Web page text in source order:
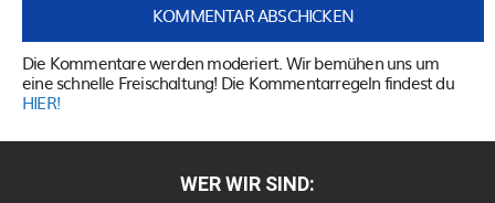
Die Kommentare werden moderiert. Wir bemühen uns um
eine schnelle Freischaltung! Die Kommentarregeln findest du
HIER!
WER WIR SIND: